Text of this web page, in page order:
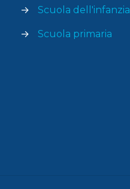
→ Scuola dell'infanzia
→ Scuola primaria